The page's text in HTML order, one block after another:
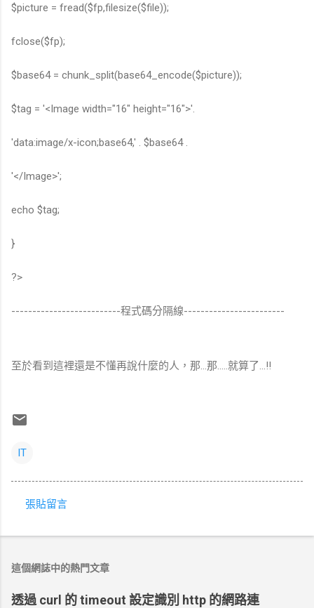
$picture = fread($fp,filesize($file));
fclose($fp);
$base64 = chunk_split(base64_encode($picture));
$tag = '<Image width="16" height="16">'.
'data:image/x-icon;base64,' . $base64 .
'</Image>';
echo $tag;
}
?>
--------------------------程式碼分隔線------------------------
至於看到這裡還是不懂再說什麼的人，那...那.....就算了...!!
IT
言
張貼留言
這個網誌中的熱門文章
透過 curl 的 timeout 設定識別 http 的網路連